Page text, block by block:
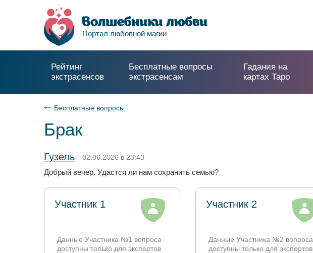
Портал любовной магии
Рейтинг
экстрасенсов
Бесплатные вопросы
экстрасенсам
Гадания на
картах Таро
Бесплатные вопросы
Брак
Гузель 02.06.2026 в 23:43
Добрый вечер. Удастся ли нам сохранить семью?
Участник 1
Данные Участника №1 вопроса
доступны только для экспертов
Участник 2
Данные Участника №2 вопроса
доступны только для экспертов